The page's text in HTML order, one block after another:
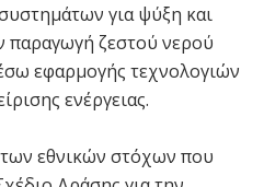
για ψύξη και
ζεστού νερού
εφαρμογής τεχνολογιών
ενέργειας.
των εθνικών στόχων που